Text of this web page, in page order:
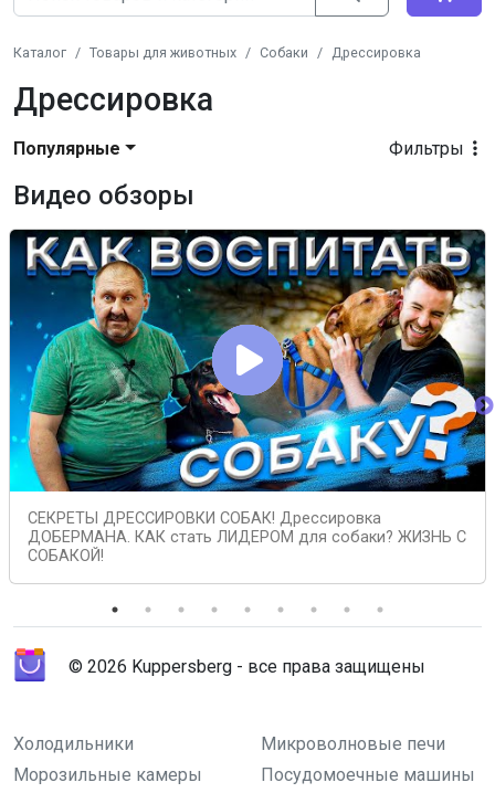
Каталог Товары для животных Собаки Дрессировка
Дрессировка
Фильтры
Популярные
Видео обзоры
СЕКРЕТЫ ДРЕССИРОВКИ СОБАК! Дрессировка
ДОБЕРМАНА. КАК стать ЛИДЕРОМ для собаки? ЖИЗНЬ С
СОБАКОЙ!
© 2026 Kuppersberg - все права защищены
Холодильники
Микроволновые печи
Морозильные камеры
Посудомоечные машины